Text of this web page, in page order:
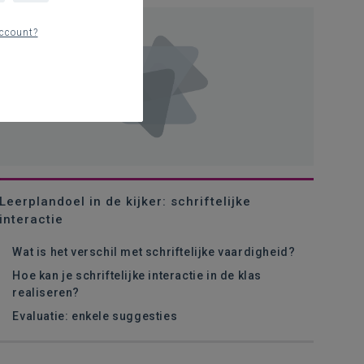
Leerplandoel in de kijker: schriftelijke
interactie
Wat is het verschil met schriftelijke vaardigheid?
Hoe kan je schriftelijke interactie in de klas
realiseren?
Evaluatie: enkele suggesties